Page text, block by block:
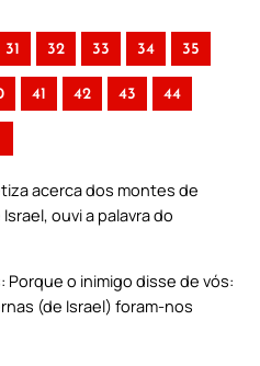
31 32 33 34 35
41 42 43 44
acerca dos montes de
ouvi a palavra do
Porque o inimigo disse de vós:
(de Israel) foram-nos